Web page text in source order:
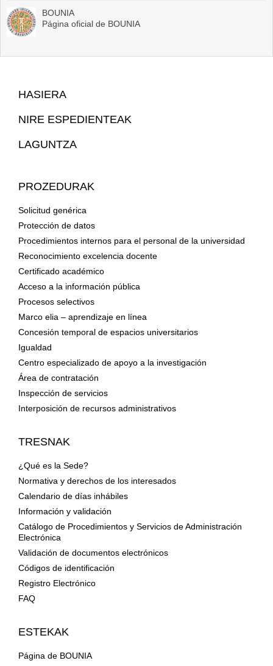
BOUNIA
Página oficial de BOUNIA
Web
Mapa
HASIERA
NIRE ESPEDIENTEAK
LAGUNTZA
PROZEDURAK
Solicitud genérica
Protección de datos
Procedimientos internos para el personal de la universidad
Reconocimiento excelencia docente
Certificado académico
Acceso a la información pública
Procesos selectivos
Marco elia – aprendizaje en línea
Concesión temporal de espacios universitarios
Igualdad
Centro especializado de apoyo a la investigación
Área de contratación
Inspección de servicios
Interposición de recursos administrativos
TRESNAK
¿Qué es la Sede?
Normativa y derechos de los interesados
Calendario de días inhábiles
Información y validación
Catálogo de Procedimientos y Servicios de Administración
Electrónica
Validación de documentos electrónicos
Códigos de identificación
Registro Electrónico
FAQ
ESTEKAK
Página de BOUNIA